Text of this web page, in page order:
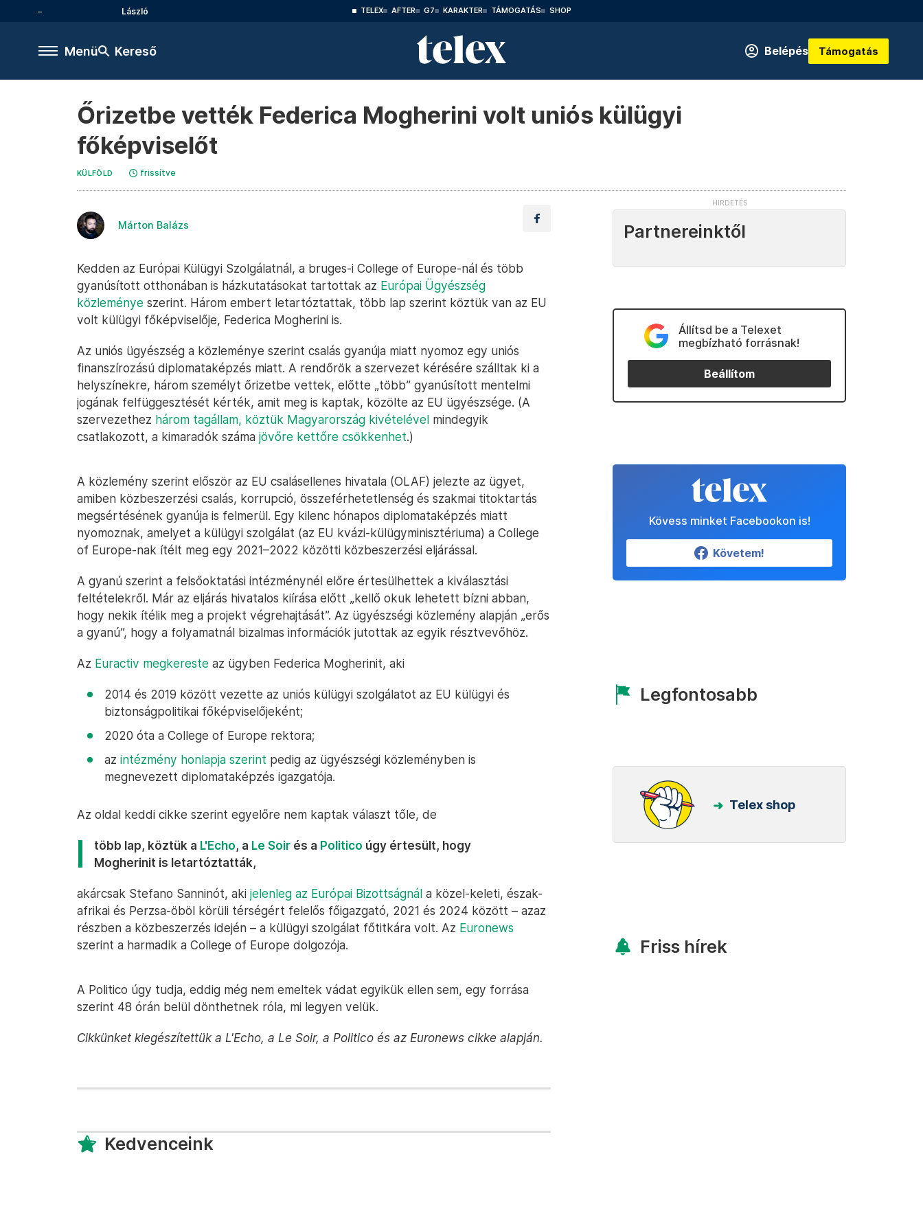
László TELEX AFTER G7 KARAKTER TÁMOGATÁS SHOP
Menü Kereső Belépés Támogatás
Őrizetbe vették Federica Mogherini volt uniós külügyi
főképviselőt
KÜLFÖLD frissítve
Márton Balázs
Kedden az Európai Külügyi Szolgálatnál, a bruges-i College of Europe-nál és több
gyanúsított otthonában is házkutatásokat tartottak az Európai Ügyészség
közleménye szerint. Három embert letartóztattak, több lap szerint köztük van az EU
volt külügyi főképviselője, Federica Mogherini is.
Az uniós ügyészség a közleménye szerint csalás gyanúja miatt nyomoz egy uniós
finanszírozású diplomataképzés miatt. A rendőrök a szervezet kérésére szálltak ki a
helyszínekre, három személyt őrizetbe vettek, előtte „több” gyanúsított mentelmi
jogának felfüggesztését kérték, amit meg is kaptak, közölte az EU ügyészsége. (A
szervezethez három tagállam, köztük Magyarország kivételével mindegyik
csatlakozott, a kimaradók száma jövőre kettőre csökkenhet.)
A közlemény szerint először az EU csalásellenes hivatala (OLAF) jelezte az ügyet,
amiben közbeszerzési csalás, korrupció, összeférhetetlenség és szakmai titoktartás
megsértésének gyanúja is felmerül. Egy kilenc hónapos diplomataképzés miatt
nyomoznak, amelyet a külügyi szolgálat (az EU kvázi-külügyminisztériuma) a College
of Europe-nak ítélt meg egy 2021–2022 közötti közbeszerzési eljárással.
A gyanú szerint a felsőoktatási intézménynél előre értesülhettek a kiválasztási
feltételekről. Már az eljárás hivatalos kiírása előtt „kellő okuk lehetett bízni abban,
hogy nekik ítélik meg a projekt végrehajtását”. Az ügyészségi közlemény alapján „erős
a gyanú”, hogy a folyamatnál bizalmas információk jutottak az egyik résztvevőhöz.
Az Euractiv megkereste az ügyben Federica Mogherinit, aki
2014 és 2019 között vezette az uniós külügyi szolgálatot az EU külügyi és
biztonságpolitikai főképviselőjeként;
2020 óta a College of Europe rektora;
az intézmény honlapja szerint pedig az ügyészségi közleményben is
megnevezett diplomataképzés igazgatója.
Az oldal keddi cikke szerint egyelőre nem kaptak választ tőle, de
több lap, köztük a L'Echo, a Le Soir és a Politico úgy értesült, hogy
Mogherinit is letartóztatták,
akárcsak Stefano Sanninót, aki jelenleg az Európai Bizottságnál a közel-keleti, észak-
afrikai és Perzsa-öböl körüli térségért felelős főigazgató, 2021 és 2024 között – azaz
részben a közbeszerzés idején – a külügyi szolgálat főtitkára volt. Az Euronews
szerint a harmadik a College of Europe dolgozója.
A Politico úgy tudja, eddig még nem emeltek vádat egyikük ellen sem, egy forrása
szerint 48 órán belül dönthetnek róla, mi legyen velük.
Cikkünket kiegészítettük a L'Echo, a Le Soir, a Politico és az Euronews cikke alapján.
Kedvenceink
Partnereinktől
Állítsd be a Telexet
megbízható forrásnak!
Beállítom
Kövess minket Facebookon is!
Követem!
Legfontosabb
Telex shop
Friss hírek